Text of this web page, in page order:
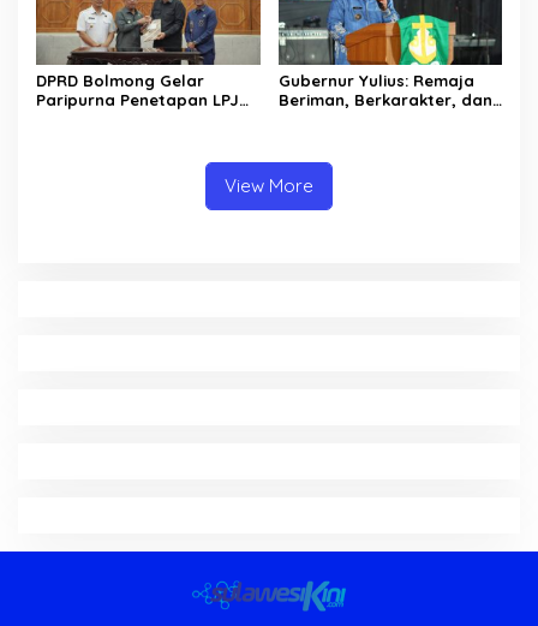
DPRD Bolmong Gelar
Paripurna Penetapan LPJ
Gubernur Yulius: Remaja
Beriman, Berkarakter, dan
View More